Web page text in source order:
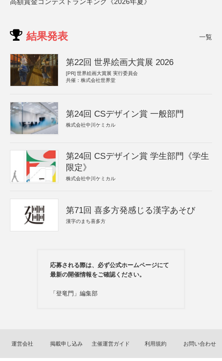
結果発表 一覧
第22回 世界絵画大賞展 2026
[PR] 世界絵画大賞展 実行委員会
共催：株式会社世界堂
第24回 CSデザイン賞 一般部門
株式会社中川ケミカル
第24回 CSデザイン賞 学生部門《学生
限定》
株式会社中川ケミカル
第71回 喜多方発感じる漢字あそび
漢字のまち喜多方
応募される際は、必ず公式ホームページにて
最新の開催情報をご確認ください。
「登竜門」編集部
運営会社 掲載申し込み 主催運営ガイド 利用規約 お問い合わせ